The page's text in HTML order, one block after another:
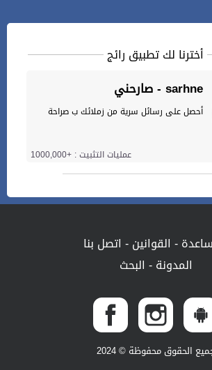
أخترنا لك تطبيق رائج
صارحني - sarhne
أحصل على رسائل سرية من زملائك ب صراحة
عمليات التثبيت : +1000,000
- القوانين- اتصل بنا
المدونة- البحث
الحقوق محفوظة © 2024